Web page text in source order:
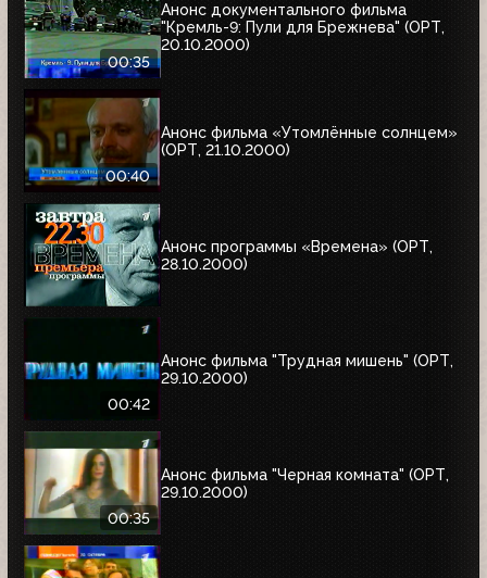
00:35
Анонс документального фильма
"Кремль-9: Пули для Брежнева" (ОРТ,
20.10.2000)
00:40
Анонс фильма «Утомлённые солнцем»
(ОРТ, 21.10.2000)
Анонс программы «Времена» (ОРТ,
28.10.2000)
00:42
Анонс фильма "Трудная мишень" (ОРТ,
29.10.2000)
00:35
Анонс фильма "Черная комната" (ОРТ,
29.10.2000)